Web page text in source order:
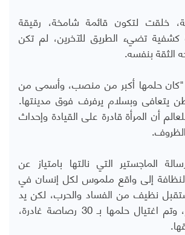
خلقت لتكون قائمة شامخة، رقيقة
كشفية تضيء الطريق للآخرين، لم تكن
الثقة بنفسه.
حلمها أكبر من منصب، وأسمى من
يتعافى وبسلام يرفرف فوق مدينتها.
أن المرأة قادرة على القيادة وإحداث
الماجستير التي نالتها بامتياز عن
إلى واقع ملموس لكل إنسان في
نظيف من الفساد والحرب، لكن يد
الغدر كانت أسرع، وتم اغتيال حلمها بـ 30 رصاصة غادرة،